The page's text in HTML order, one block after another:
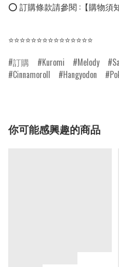
⭕ 訂購條款請參閱 :【購物須
⭐⭐⭐⭐⭐⭐⭐⭐⭐⭐⭐⭐⭐⭐⭐
訂購
Kuromi Melody
Cinnamoroll
Hangyodon
你可能感興趣的商品